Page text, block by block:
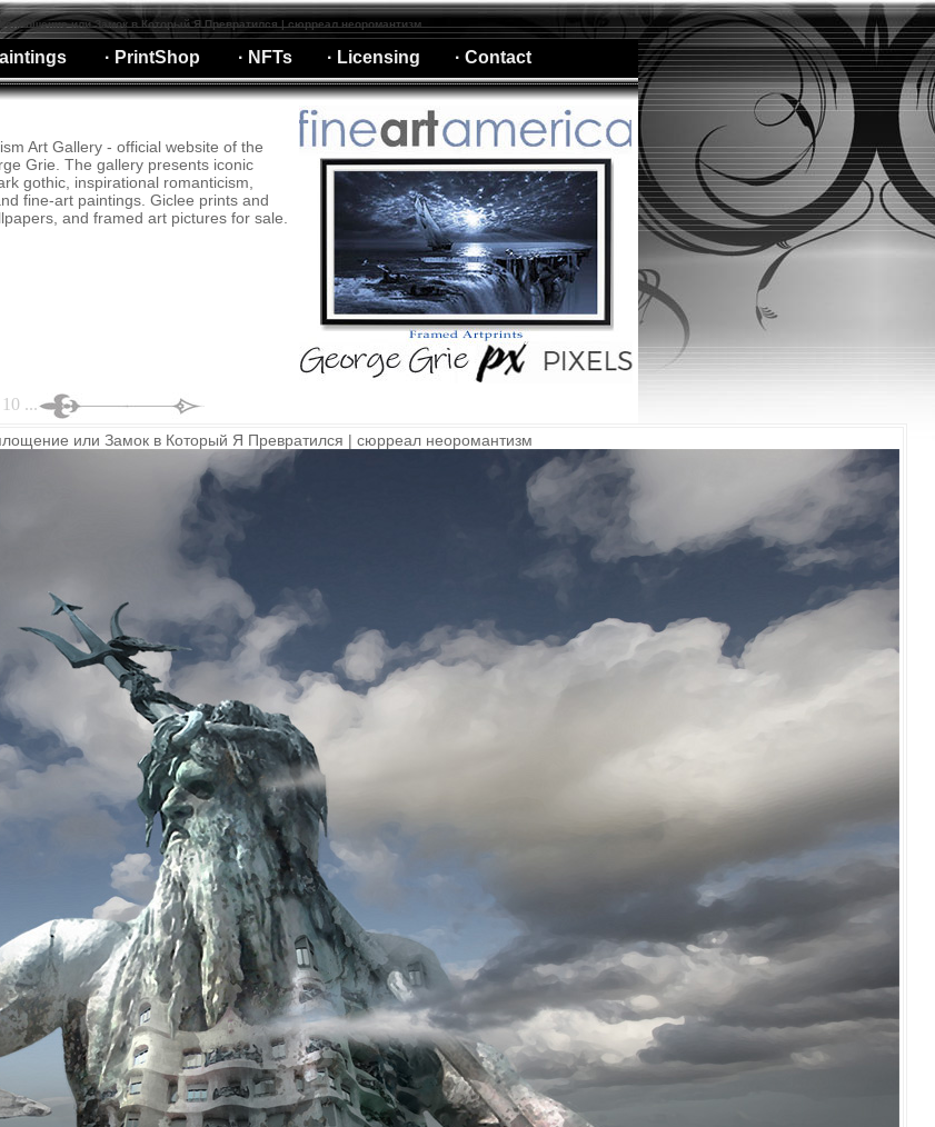
или Замок в Который Я Превратился | сюрреал неоромантизм
· PrintShop · NFTs · Licensing · Contact
Art Gallery - official website of the
Grie. The gallery presents iconic
gothic, inspirational romanticism,
fine-art paintings. Giclee prints and
and framed art pictures for sale.
10 ...
или Замок в Который Я Превратился | сюрреал неоромантизм